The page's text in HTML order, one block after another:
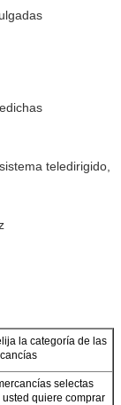
teledirigido,
la categoría de las
selectas
usted quiere comprar